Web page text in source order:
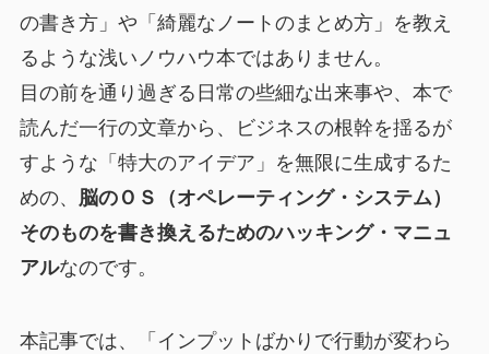
の書き方」や「綺麗なノートのまとめ方」を教え
るような浅いノウハウ本ではありません。
目の前を通り過ぎる日常の些細な出来事や、本で
読んだ一行の文章から、ビジネスの根幹を揺るが
すような「特大のアイデア」を無限に生成するた
めの、
脳のＯＳ（オペレーティング・システム）
そのものを書き換えるためのハッキング・マニュ
アルなのです。
本記事では、「インプットばかりで行動が変わら